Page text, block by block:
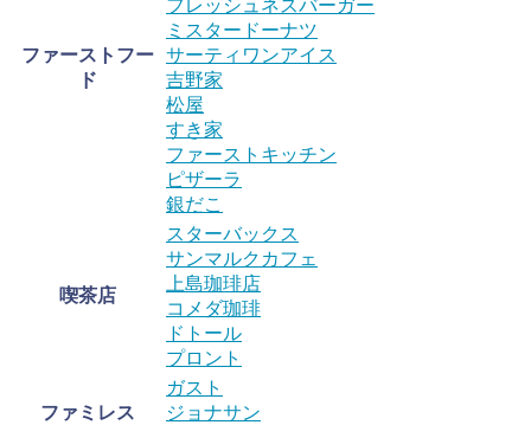
ファーストフー
ド
フレッシュネスバーガー
ミスタードーナツ
サーティワンアイス
吉野家
松屋
すき家
ファーストキッチン
ピザーラ
銀だこ
喫茶店
スターバックス
サンマルクカフェ
上島珈琲店
コメダ珈琲
ドトール
プロント
ファミレス
ガスト
ジョナサン